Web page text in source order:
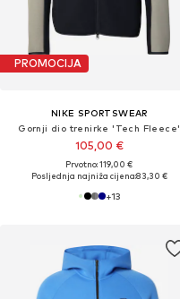
PROMOCIJA
NIKE SPORTSWEAR
Gornji dio trenirke 'Tech Fleece'
105,00 €
Prvotno: 119,00 €
Posljednja najniža cijena:83,30 €
+13